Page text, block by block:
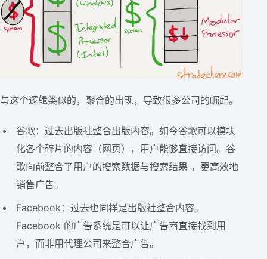
与这个逻辑类似的，聚合的出现，导致很多公司的崛起。
谷歌：过去出版社整合出版内容。如今谷歌可以模块
化各个碎片的内容（网页），用户能够直接访问。谷
歌向前整合了用户的搜索数据与搜索结果 ，更高效地
销售广告。
Facebook：过去也同样是出版社整合内容。
Facebook 的广告系统是可以让广告商直接找到用
户，而非用代理公司来整合广告。